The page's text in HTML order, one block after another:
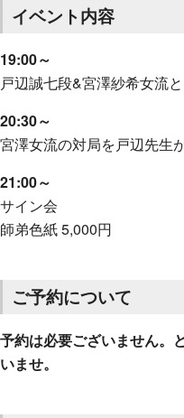
イベント内容
19:00～
戸辺誠七段&宮澤紗希女流
20:30～
宮澤女流の対局を戸辺先生
21:00～
サイン会
師弟色紙 5,000円
ご予約について
予約は必要ございません。
いませ。